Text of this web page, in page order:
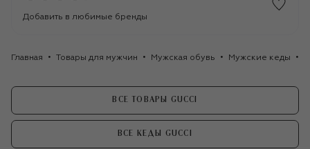
Добавить в любимые бренды
Главная Товары для мужчин Мужская обувь Мужские кеды
ВСЕ ТОВАРЫ GUCCI
ВСЕ КЕДЫ GUCCI